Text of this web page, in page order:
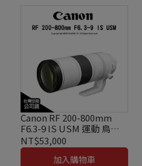
Canon RF 200-800mm
F6.3-9 IS USM 運動 鳥類
生態 演唱會 超望遠 變焦鏡
頭 公司貨
NT$53,000
加入購物車